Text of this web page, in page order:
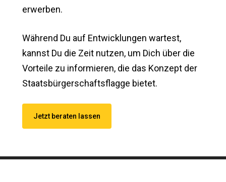
erwerben.
Während Du auf Entwicklungen wartest,
kannst Du die Zeit nutzen, um Dich über die
Vorteile zu informieren, die das Konzept der
Staatsbürgerschaftsflagge bietet.
Jetzt beraten lassen